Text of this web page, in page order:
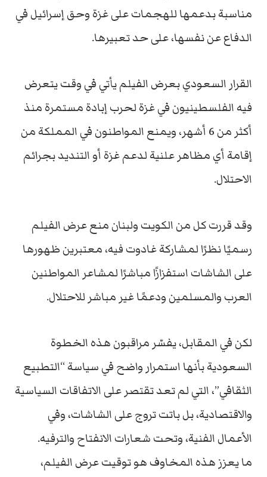
مناسبة بدعمها للهجمات على غزة وحق إسرائيل في
الدفاع عن نفسها، على حد تعبيرها.
القرار السعودي بعرض الفيلم يأتي في وقت يتعرض
فيه الفلسطينيون في غزة لحرب إبادة مستمرة منذ
أكثر من 6 أشهر، ويمنع المواطنون في المملكة من
إقامة أي مظاهر علنية لدعم غزة أو التنديد بجرائم
الاحتلال.
وقد قررت كل من الكويت ولبنان منع عرض الفيلم
رسميًا نظرًا لمشاركة غادوت فيه، معتبرين ظهورها
على الشاشات استفزازًا مباشرًا لمشاعر المواطنين
العرب والمسلمين ودعمًا غير مباشر للاحتلال.
لكن في المقابل، يفسّر مراقبون هذه الخطوة
السعودية بأنها استمرار واضح في سياسة “التطبيع
الثقافي”، التي لم تعد تقتصر على الاتفاقات السياسية
والاقتصادية، بل باتت تروج على الشاشات، وفي
الأعمال الفنية، وتحت شعارات الانفتاح والترفيه.
ما يعزز هذه المخاوف هو توقيت عرض الفيلم،